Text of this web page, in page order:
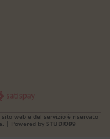
web e del servizio è riservato
| Powered by STUDIO99